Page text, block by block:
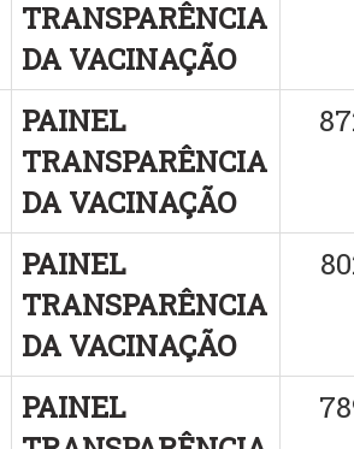
TRANSPARÊNCIA
DA VACINAÇÃO
PAINEL
TRANSPARÊNCIA
DA VACINAÇÃO
PAINEL
TRANSPARÊNCIA
DA VACINAÇÃO
PAINEL